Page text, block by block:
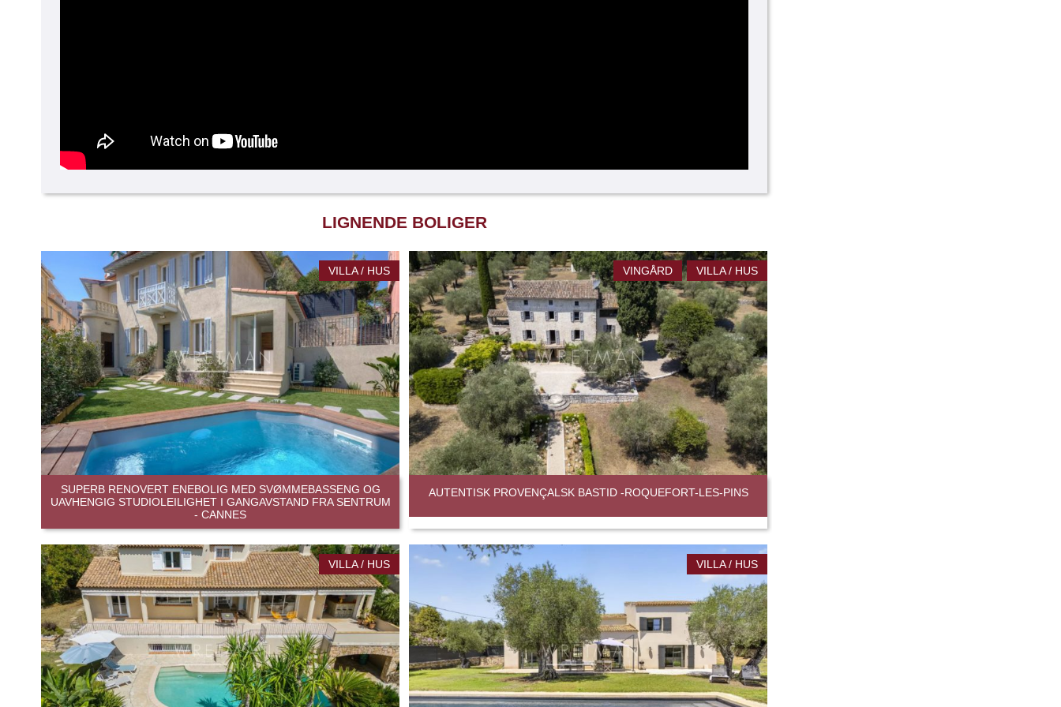
LIGNENDE BOLIGER
VILLA / HUS
SUPERB RENOVERT ENEBOLIG MED SVØMMEBASSENG OG
UAVHENGIG STUDIOLEILIGHET I GANGAVSTAND FRA SENTRUM
- CANNES
VILLA / HUS
VINGÅRD
AUTENTISK PROVENÇALSK BASTID -ROQUEFORT-LES-PINS
VILLA / HUS VILLA / HUS